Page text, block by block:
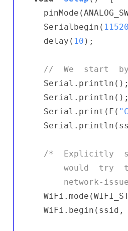
  Serialbegin(
  delay(
10 );
//  We  start
  Serial.println();
  Serial.println();
  Serial.print(F(
/*  Explicitly
would  try
network-
WiFi.begin(ssid,